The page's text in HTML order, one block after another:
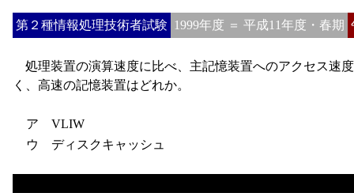
第２種情報処理技術者試験 1999年度 ＝ 平成11年度・春期
処理装置の演算速度に比べ、主記憶装置へのアクセス速
く、高速の記憶装置はどれか。
ア VLIW
ウ ディスクキャッシュ